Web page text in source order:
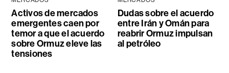
Activos de mercados
emergentes caen por
temor a que el acuerdo
sobre Ormuz eleve las
tensiones
Dudas sobre el acuerdo
entre Irán y Omán para
reabrir Ormuz impulsan
al petróleo